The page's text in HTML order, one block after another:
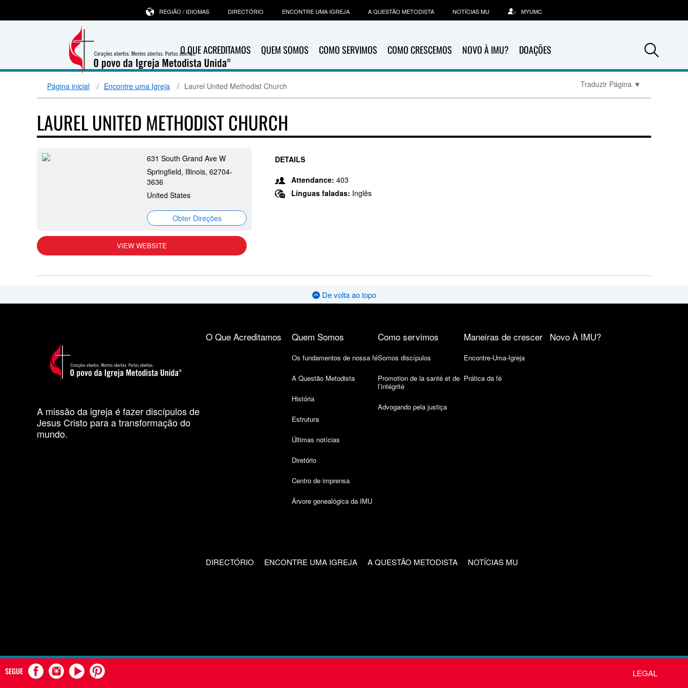
O QUE ACREDITAMOS QUEM SOMOS COMO SERVIMOS COMO CRESCEMOS NOVO À IMU? DOAÇÕES
REGIÃO / IDIOMAS DIRECTÓRIO ENCONTRE UMA IGREJA A QUESTÃO METODISTA NOTÍCIAS MU MYUMC
Página inicial Encontre uma Igreja Laurel United Methodist Church Traduzir Página ▼
LAUREL UNITED METHODIST CHURCH
631 South Grand Ave W
Springfield, Illinois, 62704-
3636
United States
Obter Direções
VIEW WEBSITE
DETAILS
Attendance: 403
Línguas faladas: Inglês
De volta ao topo
A missão da igreja é fazer discípulos de
Jesus Cristo para a transformação do
mundo.
O Que Acreditamos Quem Somos
Os fundamentos de nossa fé
A Questão Metodista
História
Estrutura
Últimas notícias
Diretório
Centro de imprensa
Árvore genealógica da IMU
Como servimos
Somos discípulos
Promotion de la santé et de
l’intégrité
Advogando pela justiça
Maneiras de crescer
Encontre-Uma-Igreja
Prática da fé
Novo À IMU?
DIRECTÓRIO ENCONTRE UMA IGREJA A QUESTÃO METODISTA NOTÍCIAS MU
SEGUE LEGAL